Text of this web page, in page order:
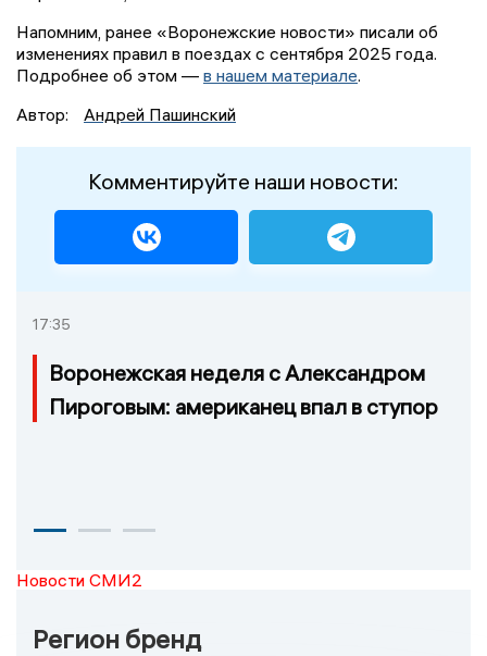
Напомним, ранее «Воронежские новости» писали об
изменениях правил в поездах с сентября 2025 года.
Подробнее об этом — в нашем материале.
Автор:
Андрей Пашинский
Комментируйте наши новости:
17:35
Воронежская неделя с Александром
Пироговым: американец впал в ступор
Новости СМИ2
Регион бренд